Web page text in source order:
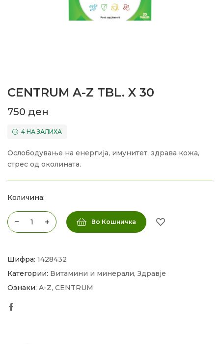
CENTRUM A-Z TBL. X 30
750 ден
4 НА ЗАЛИХА
Ослободување на енергија, имунитет, здрава кожа,
стрес од околината.
Количина:
Во Кошничка
Шифра: 1428432
Категории: Витамини и минерали, Здравје
Ознаки: A-Z, CENTRUM